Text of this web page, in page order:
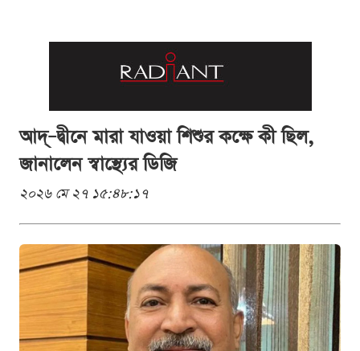
আদ্–দ্বীনে মারা যাওয়া শিশুর কক্ষে কী ছিল,
জানালেন স্বাস্থ্যের ডিজি
২০২৬ মে ২৭ ১৫:৪৮:১৭